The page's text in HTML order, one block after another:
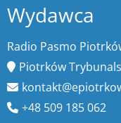
Wydawca
Radio Pasmo
Piotrków
+48 509 185 062